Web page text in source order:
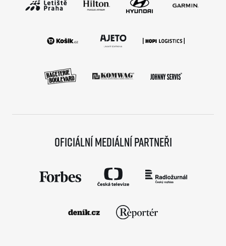
Oficiální mediální partneři